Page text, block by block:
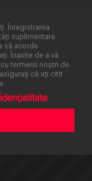
Înregistrarea
suplimentare.
să acorde
Înainte de a vă
termenii noştri de
că aţi citit